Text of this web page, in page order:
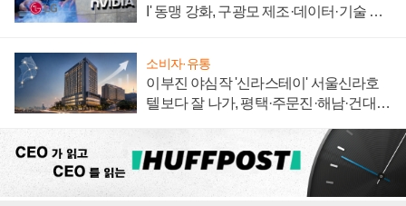
I' 동맹 강화, 구광모 제조·데이터·기술 결
소비자·유통
이부진 야심작 '신라스테이' 서울신라호
텔보다 잘 나가, 평택·주문진·해남·건대로